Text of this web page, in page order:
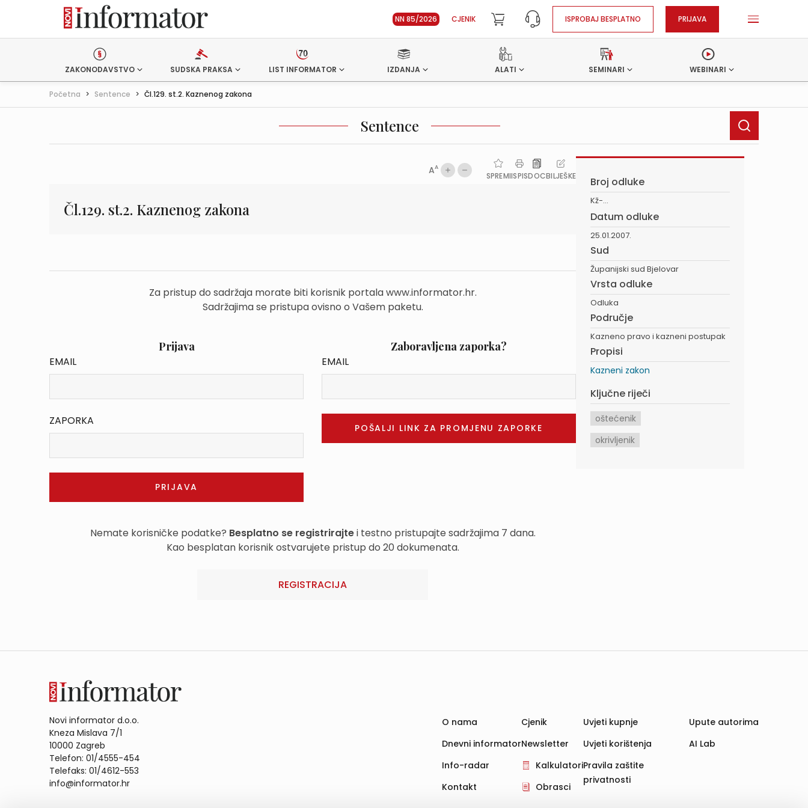
NN 85/2026 CJENIK ISPROBAJ BESPLATNO PRIJAVA
ZAKONODAVSTVO SUDSKA PRAKSA LIST INFORMATOR IZDANJA ALATI SEMINARI WEBINARI
Početna > Sentence > Čl.129. st.2. Kaznenog zakona
Sentence
AA
SPREMIISPISDOCBILJEŠKE
Čl.129. st.2. Kaznenog zakona
Za pristup do sadržaja morate biti korisnik portala www.informator.hr.
Sadržajima se pristupa ovisno o Vašem paketu.
Prijava
EMAIL
ZAPORKA
Zaboravljena zaporka?
EMAIL
Nemate korisničke podatke? Besplatno se registrirajtei testno pristupajte sadržajima 7 dana.
Kao besplatan korisnik ostvarujete pristup do 20 dokumenata.
REGISTRACIJA
Broj odluke
Kž-...
Datum odluke
25.01.2007.
Sud
Županijski sud Bjelovar
Vrsta odluke
Odluka
Područje
Kazneno pravo i kazneni postupak
Propisi
Kazneni zakon
Ključne riječi
oštećenik
okrivljenik
Novi informator d.o.o.
Kneza Mislava 7/1
10000 Zagreb
Telefon: 01/4555-454
Telefaks: 01/4612-553
info@informator.hr
O nama
Dnevni informator
Info-radar
Kontakt
Cjenik
Newsletter
Kalkulatori
Obrasci
Uvjeti kupnje
Uvjeti korištenja
Pravila zaštite
privatnosti
Upute autorima
AI Lab